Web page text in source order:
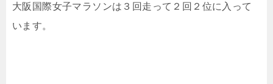
大阪国際女子マラソンは３回走って２回２位に入って
います。